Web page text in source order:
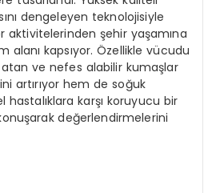
dengeleyen teknolojisiyle
aktivitelerinden şehir yaşamına
alanı kapsıyor. Özellikle vücudu
atan ve nefes alabilir kumaşlar
artırıyor hem de soğuk
hastalıklara karşı koruyucu bir
değerlendirmelerini